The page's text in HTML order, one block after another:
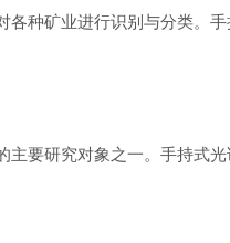
种矿业进行识别与分类。手
要研究对象之一。手持式光